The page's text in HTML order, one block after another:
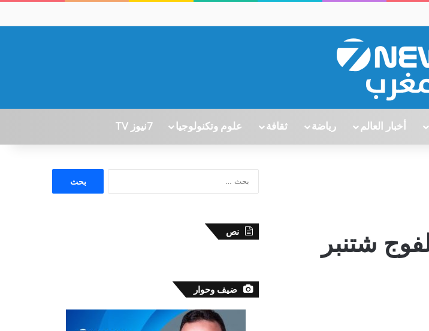
أخبار العالم رياضة ثقافة علوم وتكنولوجيا 7نيوز TV
شتنبر
نص
ضيف وحوار